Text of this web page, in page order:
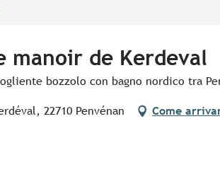
manoir de Kerdeval
bozzolo con bagno nordico tra
22710 Penvénan Come